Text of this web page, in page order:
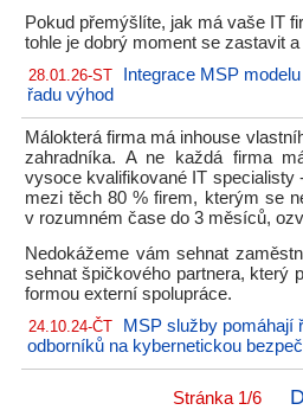
Pokud přemýšlíte, jak má vaše IT
tohle je dobrý moment se zastavit
28.01.26-ST
Integrace MSP
řadu výhod
Málokterá firma má inhouse
zahradníka. A ne každá firma
vysoce kvalifikované IT specialisty
mezi těch 80 % firem, kterým se
v rozumném čase do 3 měsíců,
Nedokážeme vám sehnat
sehnat špičkového partnera, který
formou externí spolupráce.
24.10.24-ČT
MSP služby pomáhají
odborníků na kybernetickou
Stránka 1/6